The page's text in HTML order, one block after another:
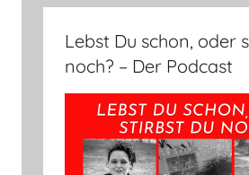
Lebst Du schon, oder
noch? – Der Podcast